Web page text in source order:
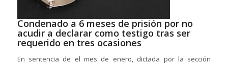
Condenado a 6 meses de prisión por no
acudir a declarar como testigo tras ser
requerido en tres ocasiones
En sentencia de el mes de enero, dictada por la sección